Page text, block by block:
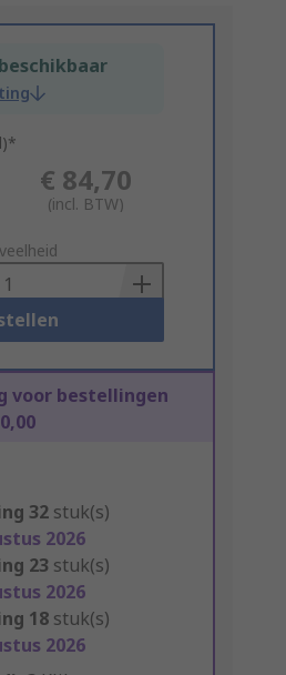
€ 84,70
(incl. BTW)
voor bestellingen
32 stuk(s)
2026
23 stuk(s)
2026
18 stuk(s)
2026